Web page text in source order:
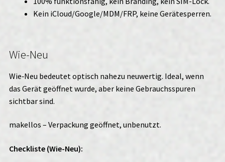
Kein iCloud/Google/MDM/FRP, keine Gerätesperren.
Wie-Neu
Wie‑Neu bedeutet optisch nahezu neuwertig. Ideal, wenn
das Gerät geöffnet wurde, aber keine Gebrauchsspuren
sichtbar sind.
makellos – Verpackung geöffnet, unbenutzt.
Checkliste (Wie-Neu):